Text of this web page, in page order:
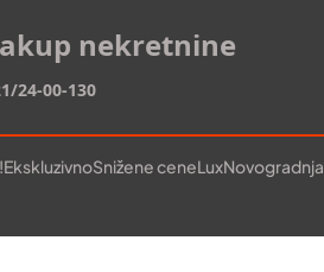
nekretnine
24-00-130
EkskluzivnoSnižene ceneLuxNovogradnja